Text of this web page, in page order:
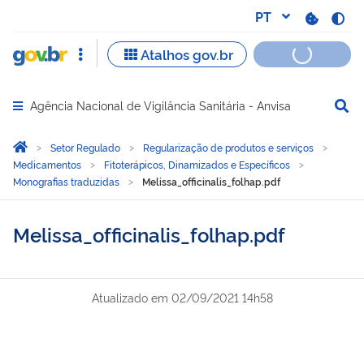
Abrir menu principal de navegação
Agência Nacional de Vigilância Sanitária - Anvisa
Você está aqui:
Página Inicial
Setor Regulado
Regularização de produtos e serviços
Medicamentos
Fitoterápicos, Dinamizados e Específicos
Monografias traduzidas
Melissa_officinalis_folhap.pdf
Melissa_officinalis_folhap.pdf
Atualizado em 02/09/2021 14h58